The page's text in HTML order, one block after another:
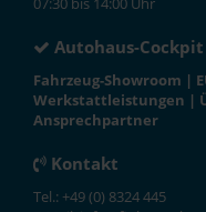
Autohaus-Cockpit
Fahrzeug-Showroom |
Werkstattleistungen |
Ansprechpartner
Kontakt
Tel.: +49 (0) 8324 445